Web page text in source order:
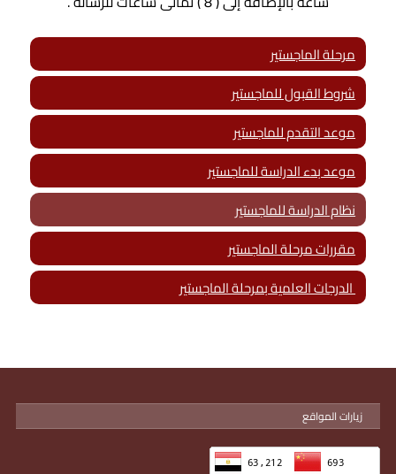
مرحلة الماجستير
شروط القبول للماجستير
موعد التقدم للماجستير
موعد بدء الدراسة للماجستير
نظام الدراسة للماجستير
مقررات مرحلة الماجستير
الدرجات العلمية بمرحلة الماجستير
زيارات المواقع